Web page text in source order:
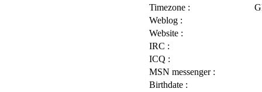
Timezone :
Weblog :
Website :
IRC :
ICQ :
MSN messenger :
Birthdate :